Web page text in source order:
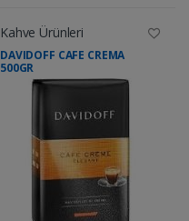
Kahve Ürünleri
DAVIDOFF CAFE CREMA
500GR